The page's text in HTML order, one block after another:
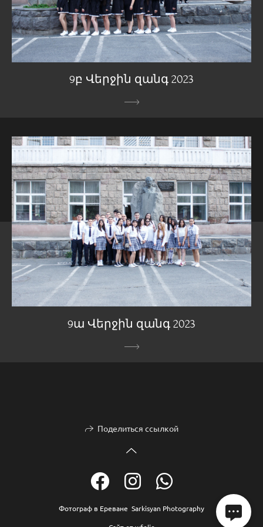
9բ Վերջին զանգ 2023
9ա Վերջին զանգ 2023
Поделиться ссылкой
Фотограф в Ереване Sarkisyan Photography